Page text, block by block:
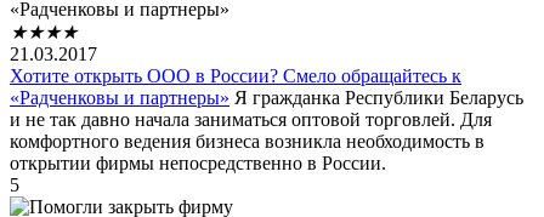
★★★★
21.03.2017
Хотите открыть ООО в России? Смело обращайтесь к
«Радченковы и партнеры» Я гражданка Республики Беларусь
и не так давно начала заниматься оптовой торговлей. Для
комфортного ведения бизнеса возникла необходимость в
открытии фирмы непосредственно в России.
5